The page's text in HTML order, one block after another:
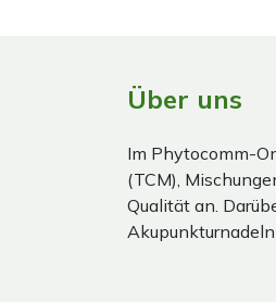
Über uns
Im Phytocomm-
(TCM),
Qualität an.